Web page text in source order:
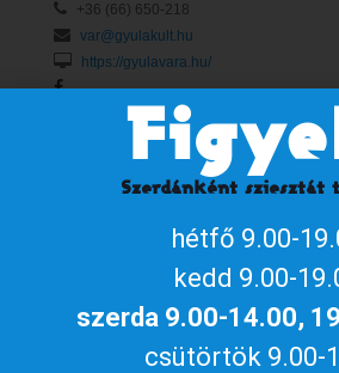
+36 (66) 650-218
var@gyulakult.hu
https://gyulavara.hu/
iCalendar / Outlook Google
Megosztom az eseményt
Szerdánként
hétfő 9.00-
kedd 9.00-
szerda 9.00-14.00,
csütörtök 9.00-